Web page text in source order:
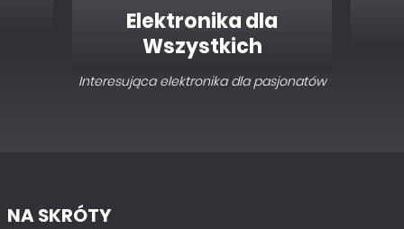
Elektronika dla
Wszystkich
Interesująca elektronika dla pasjonatów
NA SKRÓTY